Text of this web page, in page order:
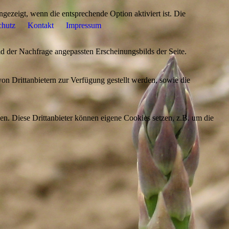
Kontakt Impressum
wenn die entsprechende Option aktiviert ist. Die
Nachfrage angepassten Erscheinungsbilds der Seite.
Drittanbietern zur Verfügung gestellt werden, sowie die
Diese Drittanbieter können eigene Cookies setzen, z.B. um die